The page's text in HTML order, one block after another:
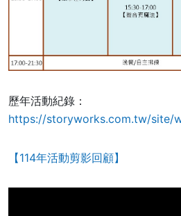
歷年活動紀錄：
https://storyworks.com.tw/site/
【114年活動剪影回顧】